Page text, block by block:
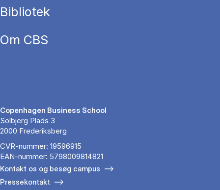
Bibliotek
Om CBS
Copenhagen Business School
Solbjerg Plads 3
2000 Frederiksberg
CVR-nummer: 19596915
EAN-nummer: 5798009814821
Kontakt os og besøg campus
Pressekontakt